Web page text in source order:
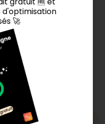
👇
d'optimisation
🚀